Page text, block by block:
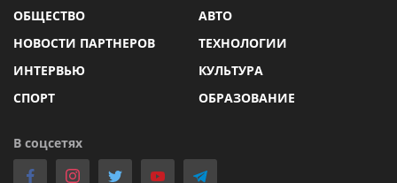
ОБЩЕСТВО
АВТО
НОВОСТИ ПАРТНЕРОВ
ТЕХНОЛОГИИ
ИНТЕРВЬЮ
КУЛЬТУРА
СПОРТ
ОБРАЗОВАНИЕ
В соцсетях